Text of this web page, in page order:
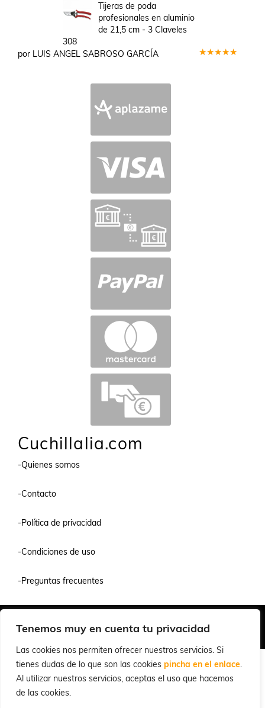
Tenemos muy en cuenta tu privacidad
Las cookies nos permiten ofrecer nuestros servicios. Si
tienes dudas de lo que son las cookies pincha en el enlace.
Al utilizar nuestros servicios, aceptas el uso que hacemos
de las cookies.
Tijeras de poda
profesionales en aluminio
de 21,5 cm - 3 Claveles
308
por LUIS ANGEL SABROSO GARCÍA
Cuchillalia.com
-Quienes somos
-Contacto
-Política de privacidad
-Condiciones de uso
-Preguntas frecuentes
© 2026 Cuchillalia.com